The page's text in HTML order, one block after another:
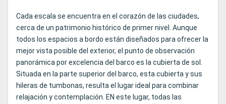
Cada escala se encuentra en el corazón de las ciudades,
cerca de un patrimonio histórico de primer nivel. Aunque
todos los espacios a bordo están diseñados para ofrecer la
mejor vista posible del exterior, el punto de observación
panorámica por excelencia del barco es la cubierta de sol.
Situada en la parte superior del barco, esta cubierta y sus
hileras de tumbonas, resulta el lugar ideal para combinar
relajación y contemplación. EN este lugar, todas las